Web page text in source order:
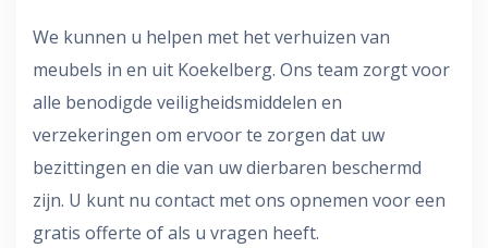
We kunnen u helpen met het verhuizen van
meubels in en uit Koekelberg. Ons team zorgt voor
alle benodigde veiligheidsmiddelen en
verzekeringen om ervoor te zorgen dat uw
bezittingen en die van uw dierbaren beschermd
zijn. U kunt nu contact met ons opnemen voor een
gratis offerte of als u vragen heeft.